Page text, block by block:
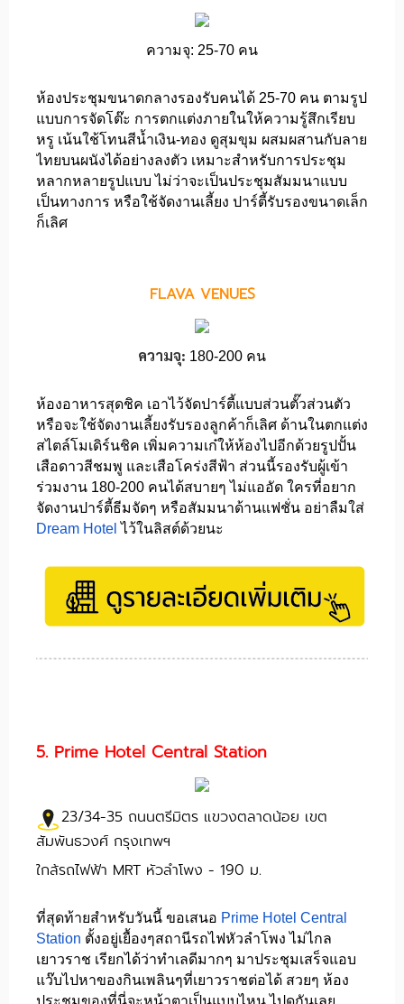
ความจุ: 25-70 คน
ห้องประชุมขนาดกลางรองรับคนได้ 25-70 คน ตามรูป
แบบการจัดโต๊ะ การตกแต่งภายในให้ความรู้สึกเรียบ
หรู เน้นใช้โทนสีน้ำเงิน-ทอง ดูสุมขุม ผสมผสานกับลาย
ไทยบนผนังได้อย่างลงตัว เหมาะสำหรับการประชุม
หลากหลายรูปแบบ ไม่ว่าจะเป็นประชุมสัมมนาแบบ
เป็นทางการ หรือใช้จัดงานเลี้ยง ปาร์ตี้รับรองขนาดเล็ก
ก็เลิศ
FLAVA VENUES
ความจุ: 180-200 คน
ห้องอาหารสุดชิค เอาไว้จัดปาร์ตี้แบบส่วนตั๊วส่วนตัว
หรือจะใช้จัดงานเลี้ยงรับรองลูกค้าก็เลิศ ด้านในตกแต่ง
สไตล์โมเดิร์นชิค เพิ่มความเก๋ให้ห้องไปอีกด้วยรูปปั้น
เสือดาวสีชมพู และเสือโคร่งสีฟ้า ส่วนนี้รองรับผู้เข้า
ร่วมงาน 180-200 คนได้สบายๆ ไม่แออัด ใครที่อยาก
จัดงานปาร์ตี้ธีมจัดๆ หรือสัมมนาด้านแฟชั่น อย่าลืมใส่
Dream Hotel ไว้ในลิสต์ด้วยนะ
5. Prime Hotel Central Station
23/34-35 ถนนตรีมิตร แขวงตลาดน้อย เขต
สัมพันธวงศ์ กรุงเทพฯ
ใกล้รถไฟฟ้า MRT หัวลำโพง - 190 ม.
ที่สุดท้ายสำหรับวันนี้ ขอเสนอ Prime Hotel Central
Station ตั้งอยู่เยื้องๆสถานีรถไฟหัวลำโพง ไม่ไกล
เยาวราช เรียกได้ว่าทำเลดีมากๆ มาประชุมเสร็จแอบ
แว๊บไปหาของกินเพลินๆที่เยาวราชต่อได้ สวยๆ ห้อง
ประชุมของที่นี่จะหน้าตาเป็นแบบไหน ไปดูกันเลย